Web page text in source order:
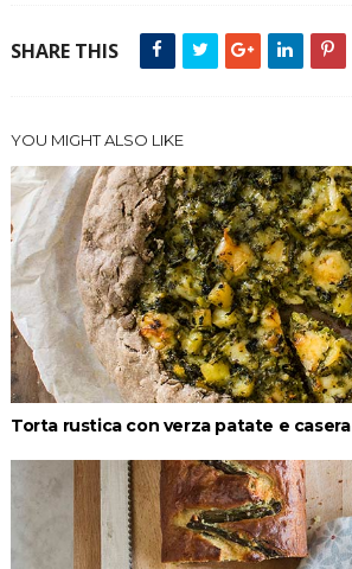
SHARE THIS
YOU MIGHT ALSO LIKE
Torta rustica con verza patate e casera